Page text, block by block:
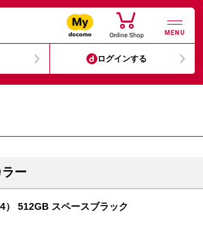
MENU
ログインする
ー
） 512GB スペースブラック